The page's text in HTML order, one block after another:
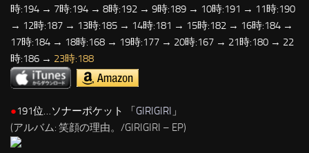
時:194 → 7時:194 → 8時:192 → 9時:189 → 10時:191 → 11時:190
→ 12時:187 → 13時:185 → 14時:181 → 15時:182 → 16時:184 →
17時:184 → 18時:168 → 19時:177 → 20時:167 → 21時:180 → 22
時:186 → 23時:188
●191位…ソナーポケット 「GIRIGIRI 」
(アルバム: 笑顔の理由。/GIRIGIRI – EP)